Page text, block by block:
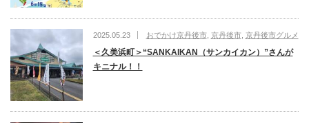
2025.05.23 おでかけ京丹後市, 京丹後市, 京丹後市グルメ
＜久美浜町＞“SANKAIKAN（サンカイカン）”さんが
キニナル！！